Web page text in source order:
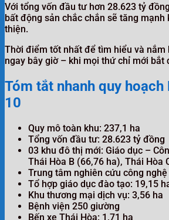
Với tổng vốn đầu tư hơn 28.623 tỷ
bất động sản chắc chắn sẽ tăng mạnh
thiện.
Thời điểm tốt nhất để tìm hiểu và nắm
ngay bây giờ – khi mọi thứ chỉ mới bắt
Tóm tắt nhanh quy hoạch
10
Quy mô toàn khu: 237,1 ha
Tổng vốn đầu tư: 28.623 tỷ đồng
03 khu đô thị mới: Giáo dục –
Thái Hòa B (66,76 ha), Thái Hòa
Trung tâm nghiên cứu công nghệ
Tổ hợp giáo dục đào tạo: 19,15
Khu thương mại dịch vụ: 3,56 ha
Bệnh viện 250 giường
Bến xe Thái Hòa: 1,71 ha